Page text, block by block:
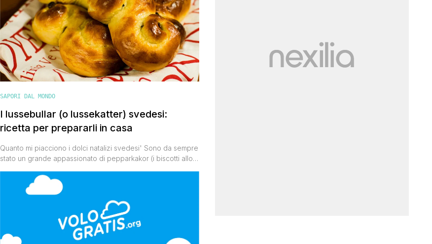
SAPORI DAL MONDO
I lussebullar (o lussekatter) svedesi:
ricetta per prepararli in casa
Quanto mi piacciono i dolci natalizi svedesi' Sono da sempre
stato un grande appassionato di pepparkakor (i biscotti allo
ricevimento di Santa Lucia presso la residenza
dell'Ambasciatrice di Svezia in Italia in me è scattato un altro
grande amore, quello verso i lussebullar (o lussekatter). Si